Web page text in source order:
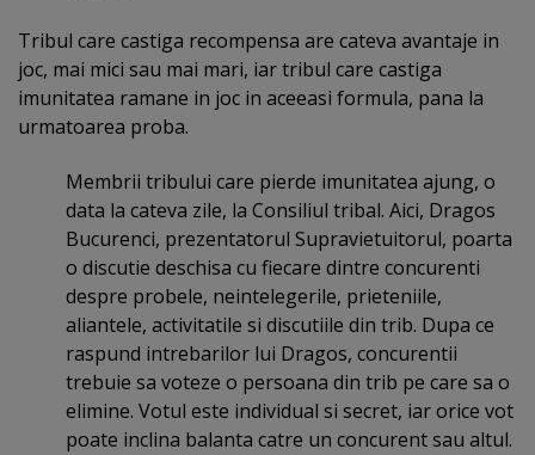
Tribul care castiga recompensa are cateva avantaje in
joc, mai mici sau mai mari, iar tribul care castiga
imunitatea ramane in joc in aceeasi formula, pana la
urmatoarea proba.
Membrii tribului care pierde imunitatea ajung, o
data la cateva zile, la Consiliul tribal. Aici, Dragos
Bucurenci, prezentatorul Supravietuitorul, poarta
o discutie deschisa cu fiecare dintre concurenti
despre probele, neintelegerile, prieteniile,
aliantele, activitatile si discutiile din trib. Dupa ce
raspund intrebarilor lui Dragos, concurentii
trebuie sa voteze o persoana din trib pe care sa o
elimine. Votul este individual si secret, iar orice vot
poate inclina balanta catre un concurent sau altul.